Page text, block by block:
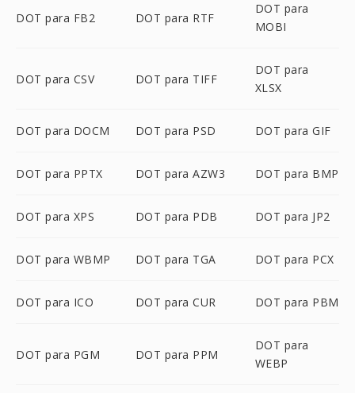
DOT para FB2 DOT para RTF
DOT para
MOBI
DOT para CSV DOT para TIFF
DOT para
XLSX
DOT para DOCM DOT para PSD DOT para GIF
DOT para PPTX DOT para AZW3 DOT para BMP
DOT para XPS DOT para PDB DOT para JP2
DOT para WBMP DOT para TGA DOT para PCX
DOT para ICO DOT para CUR DOT para PBM
DOT para PGM DOT para PPM
DOT para
WEBP